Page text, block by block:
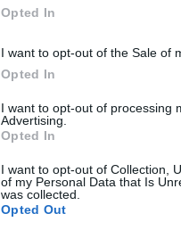
Opted In
I want to opt-out of the Sale of
Opted In
I want to opt-out of processing
Advertising.
Opted In
I want to opt-out of Collection,
of my Personal Data that Is
was collected.
Opted Out